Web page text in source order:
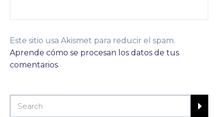
Este sitio usa Akismet para reducir el spam.
Aprende cómo se procesan los datos de tus
comentarios.